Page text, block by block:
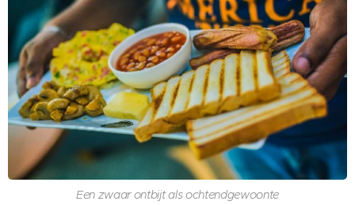
Een zwaar ontbijt als ochtendgewoonte